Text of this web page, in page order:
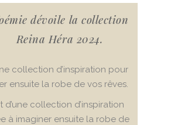
dévoile la collection
Reina Héra 2024.
collection d’inspiration pour
ensuite la robe de vos rêves.
d’une collection d’inspiration
à imaginer ensuite la robe de